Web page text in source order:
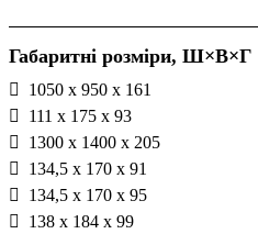
Габаритні розміри, Ш×В×Г
1050 x 950 x 161
111 х 175 х 93
1300 x 1400 x 205
134,5 х 170 х 91
134,5 х 170 х 95
138 х 184 х 99